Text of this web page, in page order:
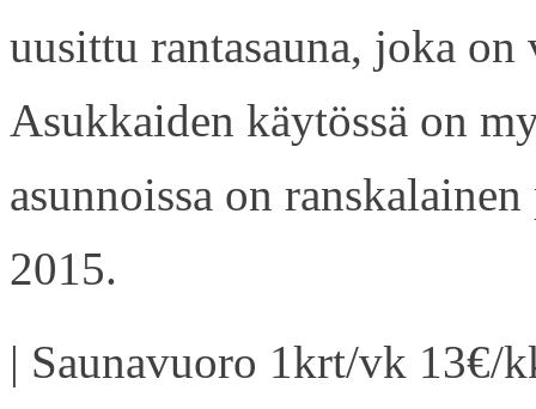
uusittu rantasauna, joka
Asukkaiden käytössä on
asunnoissa on
2015.
| Saunavuoro 1krt/vk 13€/